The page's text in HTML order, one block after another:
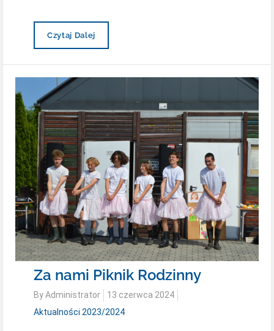
Wycieczka
Czytaj Dalej
Za nami Piknik Rodzinny
ByAdministrator
Posted
on
13 czerwca 2024
Aktualności 2023/2024